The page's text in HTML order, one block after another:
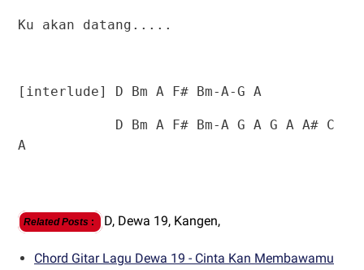
Ku akan datang.....
[interlude] D Bm A F# Bm-A-G A
D Bm A F# Bm-A G A G A A# C
A
Related Posts : D, Dewa 19, Kangen,
Chord Gitar Lagu Dewa 19 - Cinta Kan Membawamu